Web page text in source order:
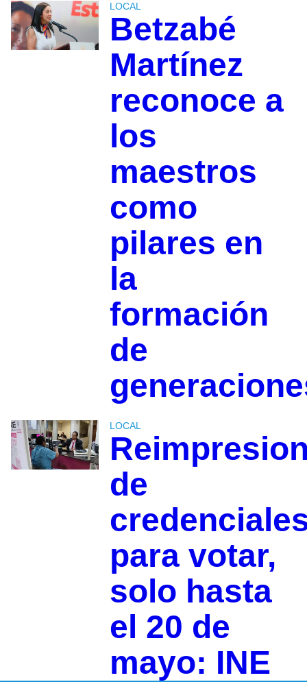
LOCAL
Betzabé
Martínez
reconoce a
los
maestros
como
pilares en
la
formación
de
LOCAL
de
para votar,
solo hasta
el 20 de
mayo: INE